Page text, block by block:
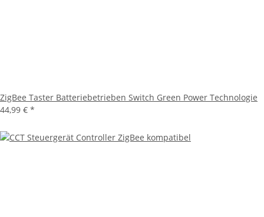
ZigBee Taster Batteriebetrieben Switch Green Power Technologie
44,99 € *